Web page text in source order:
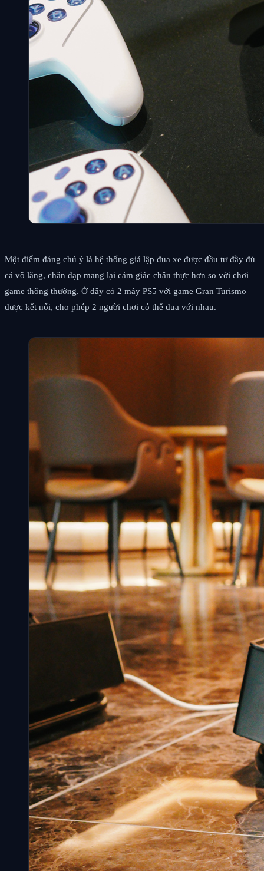
Một điểm đáng chú ý là hệ thống giả lập đua xe được đầu tư đầy đủ
cả vô lăng, chân đạp mang lại cảm giác chân thực hơn so với chơi
game thông thường. Ở đây có 2 máy PS5 với game Gran Turismo
được kết nối, cho phép 2 người chơi có thể đua với nhau.